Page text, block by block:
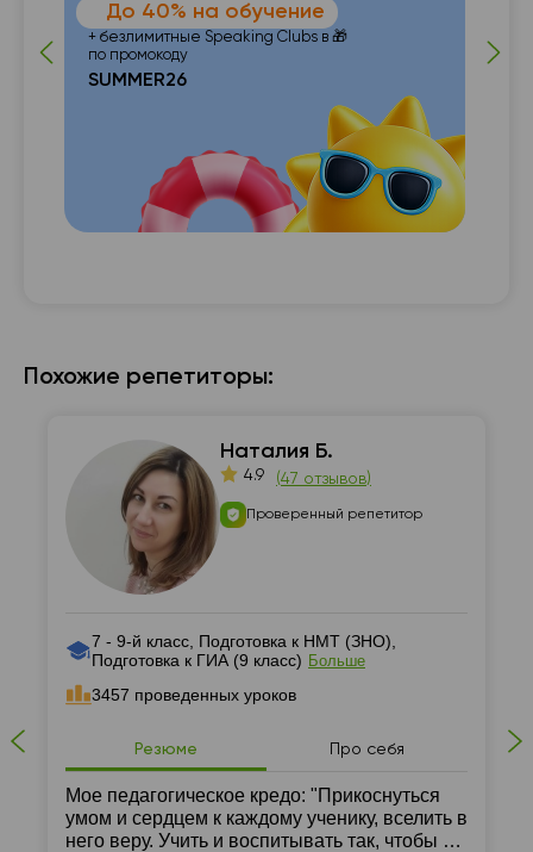
До 40% на обучение
+ безлимитные Speaking Clubs в 🎁
по промокоду
SUMMER26
Похожие репетиторы:
Наталия Б.
4.9 (47 отзывов)
Проверенный репетитор
7 - 9-й класс, Подготовка к НМТ (ЗНО),
Подготовка к ГИА (9 класс) Больше
3457 проведенных уроков
Резюме Про себя
Мое педагогическое кредо: "Прикоснуться
умом и сердцем к каждому ученику, вселить в
него веру. Учить и воспитывать так, чтобы в